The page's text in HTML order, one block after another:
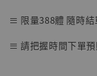
【店內現
≡ 限量388體 隨時
≡ 請把握時間下單